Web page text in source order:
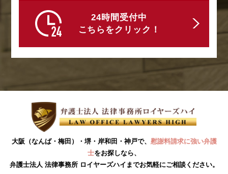
24時間受付中
こちらをクリック！
大阪（なんば・梅田）・堺・岸和田・神戸で、 慰謝料請求に強い弁護
士をお探しなら、
弁護士法人 法律事務所 ロイヤーズハイまでお気軽にご相談ください。